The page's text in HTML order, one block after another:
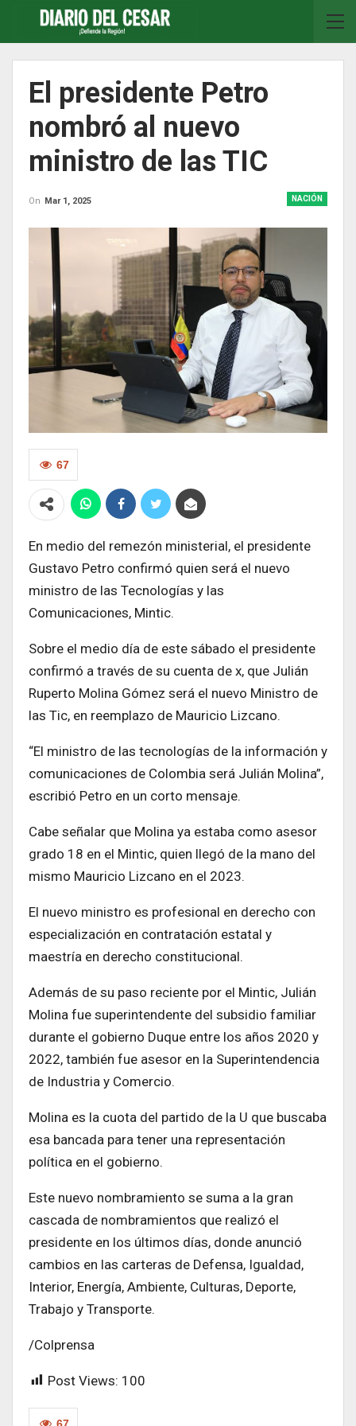
El presidente Petro
nombró al nuevo
ministro de las TIC
NACIÓN
On Mar 1, 2025
67
En medio del remezón ministerial, el presidente
Gustavo Petro confirmó quien será el nuevo
ministro de las Tecnologías y las
Comunicaciones, Mintic.
Sobre el medio día de este sábado el presidente
confirmó a través de su cuenta de x, que Julián
Ruperto Molina Gómez será el nuevo Ministro de
las Tic, en reemplazo de Mauricio Lizcano.
“El ministro de las tecnologías de la información y
comunicaciones de Colombia será Julián Molina”,
escribió Petro en un corto mensaje.
Cabe señalar que Molina ya estaba como asesor
grado 18 en el Mintic, quien llegó de la mano del
mismo Mauricio Lizcano en el 2023.
El nuevo ministro es profesional en derecho con
especialización en contratación estatal y
maestría en derecho constitucional.
Además de su paso reciente por el Mintic, Julián
Molina fue superintendente del subsidio familiar
durante el gobierno Duque entre los años 2020 y
2022, también fue asesor en la Superintendencia
de Industria y Comercio.
Molina es la cuota del partido de la U que buscaba
esa bancada para tener una representación
política en el gobierno.
Este nuevo nombramiento se suma a la gran
cascada de nombramientos que realizó el
presidente en los últimos días, donde anunció
cambios en las carteras de Defensa, Igualdad,
Interior, Energía, Ambiente, Culturas, Deporte,
Trabajo y Transporte.
/Colprensa
Post Views: 100